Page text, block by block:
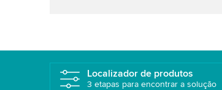
Localizador de produtos
3 etapas para encontrar a solução